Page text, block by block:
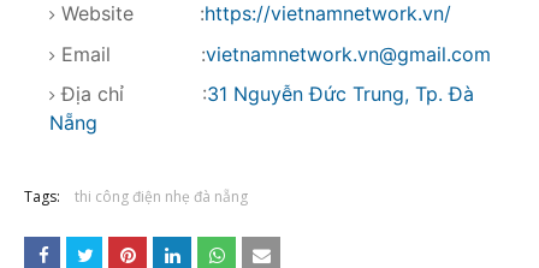
Website :https://vietnamnetwork.vn/
Email :vietnamnetwork.vn@gmail.com
Địa chỉ :31 Nguyễn Đức Trung, Tp. Đà
Nẵng
Tags: thi công điện nhẹ đà nẵng